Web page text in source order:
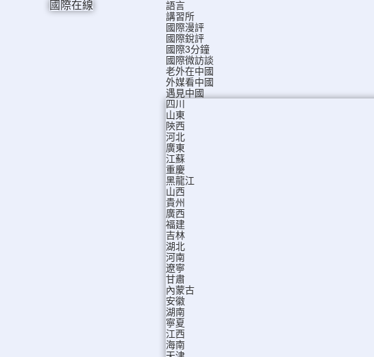
國際在線
語言
講習所
國際漫評
國際銳評
國際3分鐘
國際微訪談
老外在中國
外媒看中國
遇見中國
四川
山東
陝西
河北
廣東
江蘇
重慶
黑龍江
山西
貴州
廣西
福建
吉林
湖北
河南
遼寧
甘肅
內蒙古
安徽
湖南
寧夏
江西
海南